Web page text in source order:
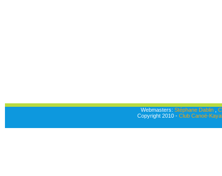
Webmasters: Stéphane Dablin,
Copyright 2010 - Club Canoë-